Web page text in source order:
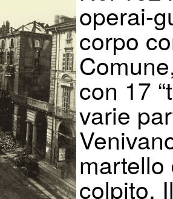
operai-
corpo
con 17
varie
colpito.